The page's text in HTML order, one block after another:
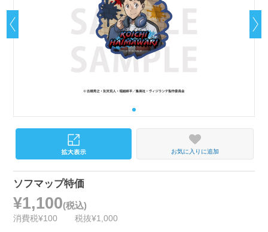
お気に入りに追加
ソフマップ特価
¥1,100(税込)
消費税¥100 税抜¥1,000